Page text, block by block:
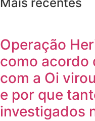
Operação
como acordo
com a Oi
e por que
investigados